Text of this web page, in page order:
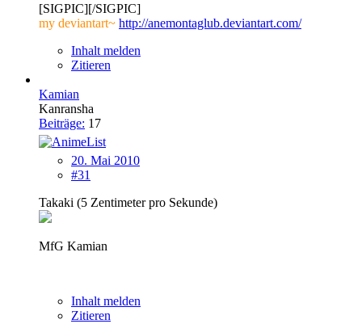
[SIGPIC][/SIGPIC]
my deviantart~ http://anemontaglub.deviantart.com/
Inhalt melden
Zitieren
Kamian
Kanransha
Beiträge: 17
20. Mai 2010
#31
Takaki (5 Zentimeter pro Sekunde)
MfG Kamian
Inhalt melden
Zitieren